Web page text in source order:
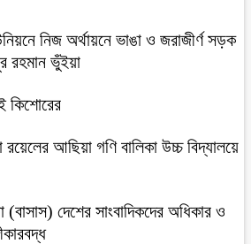
নিজ অর্থায়নে ভাঙা ও জরাজীর্ণ সড়ক
রহমান ভুঁইয়া
কিশোরের
আছিয়া গণি বালিকা উচ্চ বিদ্যালয়ে
(বাসাস) দেশের সাংবাদিকদের অধিকার ও